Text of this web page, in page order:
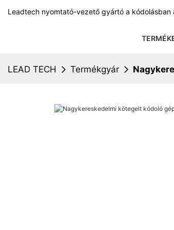
Leadtech nyomtató-vezető gyártó a kódolásban
LEAD TECH Termékgyár